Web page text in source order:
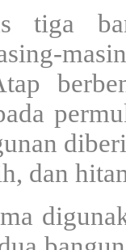
tiga
dan